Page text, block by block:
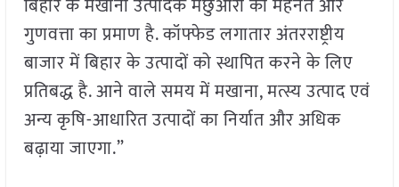
गुणवत्ता का प्रमाण है. कॉफ्फेड लगातार अंतरराष्ट्रीय
बाजार में बिहार के उत्पादों को स्थापित करने के लिए
प्रतिबद्ध है. आने वाले समय में मखाना, मत्स्य उत्पाद एवं
अन्य कृषि-आधारित उत्पादों का निर्यात और अधिक
बढ़ाया जाएगा.”